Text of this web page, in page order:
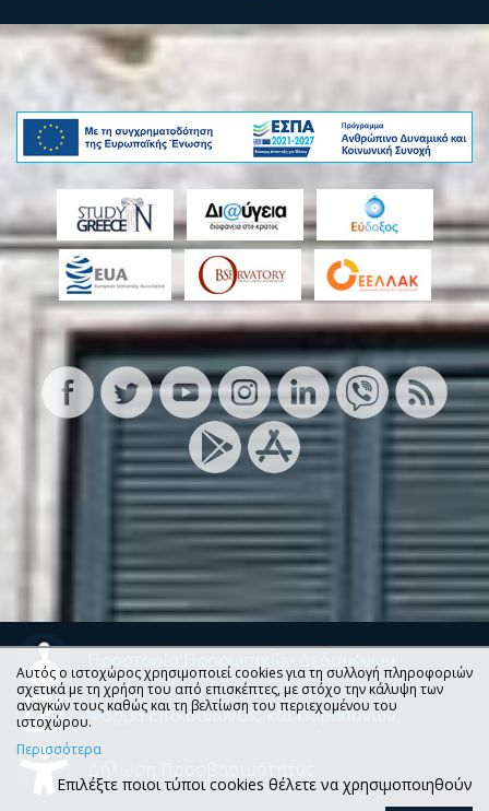
Προστασία Προσωπικών Δεδομένων
Φόρμα Επικοινωνίας και Παραπόνων
Αυτός ο ιστοχώρος χρησιμοποιεί cookies για τη συλλογή πληροφοριών
σχετικά με τη χρήση του από επισκέπτες, με στόχο την κάλυψη των
αναγκών τους καθώς και τη βελτίωση του περιεχομένου του
ιστοχώρου.
Περισσότερα
Επιλέξτε ποιοι τύποι cookies θέλετε να χρησιμοποιηθούν